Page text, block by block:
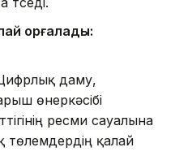
қорғалады:
даму,
өнеркәсібі
ресми сауалына
төлемдердің қалай